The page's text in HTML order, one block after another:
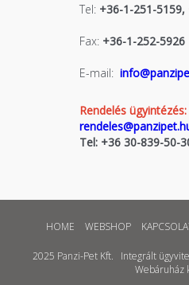
Tel:+36-1-251-5159,
Fax:+36-1-252-5926
E-mail:
Rendelés ügyintézés:
Tel: +36 30-839-50-
HOME WEBSHOP
2025 Panzi-Pet Kft.
Integrált
Webáruház